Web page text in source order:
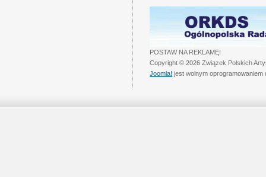
POSTAW NA REKLAMĘ!
Copyright © 2026 Związek Polskich
Joomla! jest wolnym